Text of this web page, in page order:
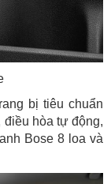
bị tiêu chuẩn
hòa tự động,
Bose 8 loa và